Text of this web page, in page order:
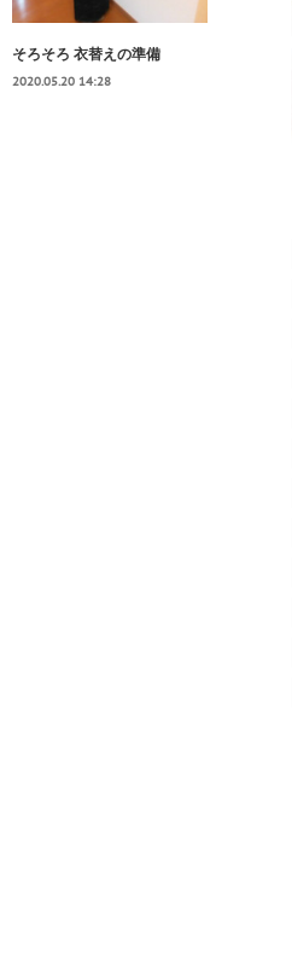
そろそろ 衣替えの準備
2020.05.20 14:28